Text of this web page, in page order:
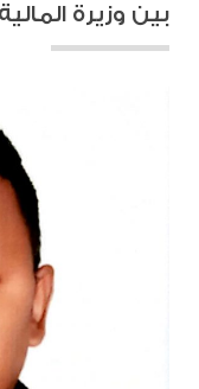
بين وزيرة